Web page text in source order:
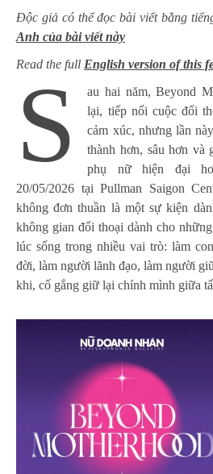
Độc giả có thể đọc bài viết bằng
Anh của bài viết này
Read the full English version of this
S
au hai năm, Beyond
lại, tiếp nối cuộc đối
cảm xúc, nhưng lần
thành hơn, sâu hơn và
phụ nữ hiện đại
20/05/2026 tại Pullman Saigon
không đơn thuần là một sự kiện
không gian đối thoại dành cho
lúc sống trong nhiều vai trò: làm
đời, làm người lãnh đạo, làm người
khi, cố gắng giữ lại chính mình giữa